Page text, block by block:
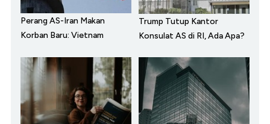
Perang AS-Iran Makan
Korban Baru: Vietnam
Trump Tutup Kantor
Konsulat AS di RI, Ada Apa?